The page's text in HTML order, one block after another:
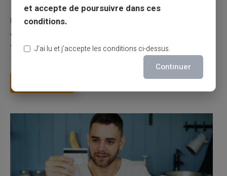
03/08/2026 Veritas Carte prépayée
Une carte bancaire gratuite sans compte, ça
existe ?
Vous avez tapé cette recherche parce que votre banque vous
facture 50 € par an pour une carte que vo...
et accepte de poursuivre dans ces
conditions.
J’ai lu et j’accepte les conditions ci-dessus.
Continuer